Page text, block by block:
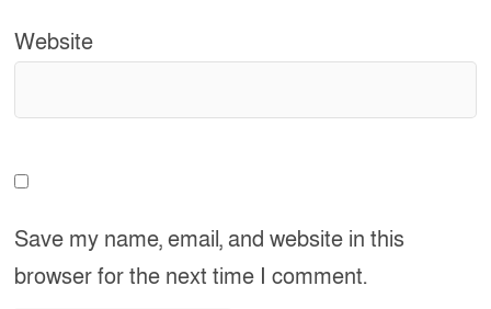
Website
Save my name, email, and website in this
browser for the next time I comment.